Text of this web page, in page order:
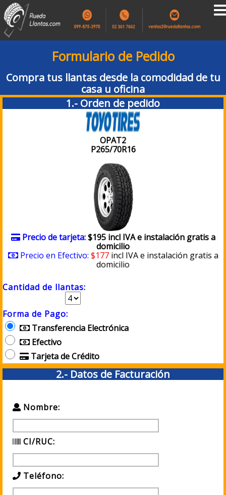
Formulario de Pedido
Compra tus llantas desde la comodidad de tu
casa u oficina
1.- Orden de pedido
OPAT2
P265/70R16
Precio de tarjeta:$195 incl IVA e instalación gratis a
domicilio
Precio en Efectivo: $177incl IVA e instalación gratis a
domicilio
Cantidad de llantas:
Forma de Pago:
Transferencia Electrónica
Efectivo
Tarjeta de Crédito
2.- Datos de Facturación
Nombre:
CI/RUC:
Teléfono: